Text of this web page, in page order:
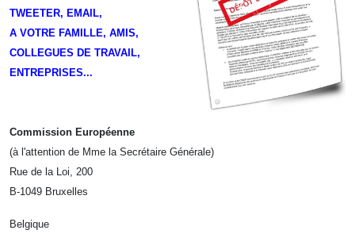
TWEETER, EMAIL,
A VOTRE FAMILLE, AMIS,
COLLEGUES DE TRAVAIL,
ENTREPRISES...
Commission Européenne
(à l'attention de Mme la Secrétaire Générale)
Rue de la Loi, 200
B-1049 Bruxelles
Belgique